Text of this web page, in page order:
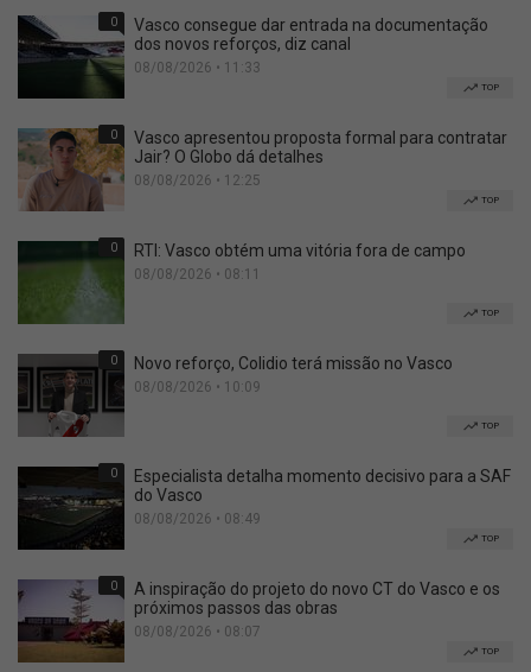
0
Vasco consegue dar entrada na documentação
dos novos reforços, diz canal
08/08/2026 • 11:33
TOP
0
Vasco apresentou proposta formal para contratar
Jair? O Globo dá detalhes
08/08/2026 • 12:25
TOP
0 RTI: Vasco obtém uma vitória fora de campo
08/08/2026 • 08:11
TOP
0 Novo reforço, Colidio terá missão no Vasco
08/08/2026 • 10:09
TOP
0
Especialista detalha momento decisivo para a SAF
do Vasco
08/08/2026 • 08:49
TOP
0
A inspiração do projeto do novo CT do Vasco e os
próximos passos das obras
08/08/2026 • 08:07
TOP